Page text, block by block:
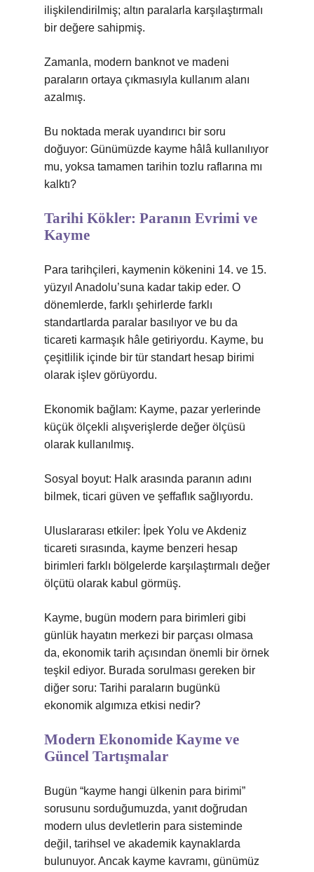
ilişkilendirilmiş; altın paralarla karşılaştırmalı
bir değere sahipmiş.
Zamanla, modern banknot ve madeni
paraların ortaya çıkmasıyla kullanım alanı
azalmış.
Bu noktada merak uyandırıcı bir soru
doğuyor: Günümüzde kayme hâlâ kullanılıyor
mu, yoksa tamamen tarihin tozlu raflarına mı
kalktı?
Tarihi Kökler: Paranın Evrimi ve
Kayme
Para tarihçileri, kaymenin kökenini 14. ve 15.
yüzyıl Anadolu’suna kadar takip eder. O
dönemlerde, farklı şehirlerde farklı
standartlarda paralar basılıyor ve bu da
ticareti karmaşık hâle getiriyordu. Kayme, bu
çeşitlilik içinde bir tür standart hesap birimi
olarak işlev görüyordu.
Ekonomik bağlam: Kayme, pazar yerlerinde
küçük ölçekli alışverişlerde değer ölçüsü
olarak kullanılmış.
Sosyal boyut: Halk arasında paranın adını
bilmek, ticari güven ve şeffaflık sağlıyordu.
Uluslararası etkiler: İpek Yolu ve Akdeniz
ticareti sırasında, kayme benzeri hesap
birimleri farklı bölgelerde karşılaştırmalı değer
ölçütü olarak kabul görmüş.
Kayme, bugün modern para birimleri gibi
günlük hayatın merkezi bir parçası olmasa
da, ekonomik tarih açısından önemli bir örnek
teşkil ediyor. Burada sorulması gereken bir
diğer soru: Tarihi paraların bugünkü
ekonomik algımıza etkisi nedir?
Modern Ekonomide Kayme ve
Güncel Tartışmalar
Bugün “kayme hangi ülkenin para birimi”
sorusunu sorduğumuzda, yanıt doğrudan
modern ulus devletlerin para sisteminde
değil, tarihsel ve akademik kaynaklarda
bulunuyor. Ancak kayme kavramı, günümüz